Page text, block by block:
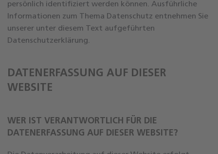
persönlich identifiziert werden können. Ausführliche
Informationen zum Thema Datenschutz entnehmen Sie
unserer unter diesem Text aufgeführten
Datenschutzerklärung.
DATENERFASSUNG AUF DIESER
WEBSITE
WER IST VERANTWORTLICH FÜR DIE
DATENERFASSUNG AUF DIESER WEBSITE?